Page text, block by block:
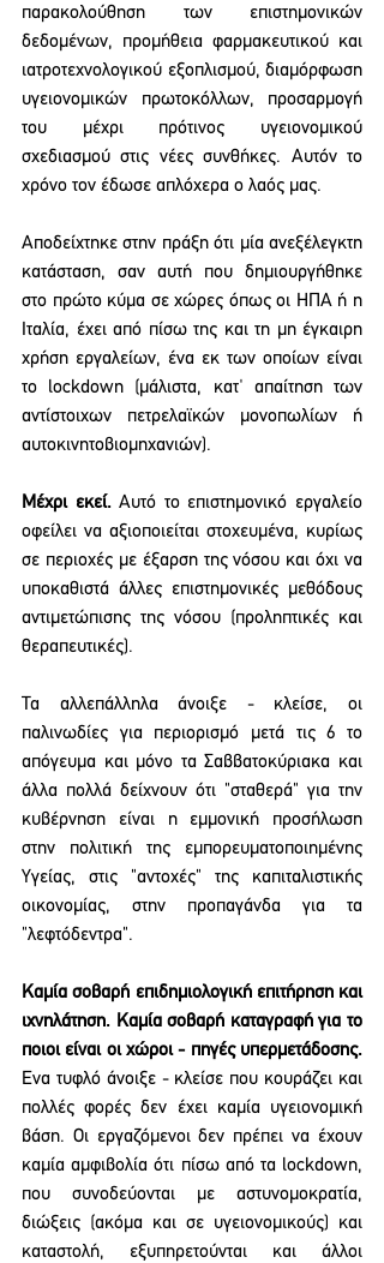
παρακολούθηση των επιστημονικών
δεδομένων, προμήθεια φαρμακευτικού και
ιατροτεχνολογικού εξοπλισμού, διαμόρφωση
υγειονομικών πρωτοκόλλων, προσαρμογή
του μέχρι πρότινος υγειονομικού
σχεδιασμού στις νέες συνθήκες. Αυτόν το
χρόνο τον έδωσε απλόχερα ο λαός μας.
Αποδείχτηκε στην πράξη ότι μία ανεξέλεγκτη
κατάσταση, σαν αυτή που δημιουργήθηκε
στο πρώτο κύμα σε χώρες όπως οι ΗΠΑ ή η
Ιταλία, έχει από πίσω της και τη μη έγκαιρη
χρήση εργαλείων, ένα εκ των οποίων είναι
το lockdown (μάλιστα, κατ' απαίτηση των
αντίστοιχων πετρελαϊκών μονοπωλίων ή
αυτοκινητοβιομηχανιών).
Μέχρι εκεί. Αυτό το επιστημονικό εργαλείο
οφείλει να αξιοποιείται στοχευμένα, κυρίως
σε περιοχές με έξαρση της νόσου και όχι να
υποκαθιστά άλλες επιστημονικές μεθόδους
αντιμετώπισης της νόσου (προληπτικές και
θεραπευτικές).
Τα αλλεπάλληλα άνοιξε - κλείσε, οι
παλινωδίες για περιορισμό μετά τις 6 το
απόγευμα και μόνο τα Σαββατοκύριακα και
άλλα πολλά δείχνουν ότι "σταθερά" για την
κυβέρνηση είναι η εμμονική προσήλωση
στην πολιτική της εμπορευματοποιημένης
Υγείας, στις "αντοχές" της καπιταλιστικής
οικονομίας, στην προπαγάνδα για τα
"λεφτόδεντρα".
Καμία σοβαρή επιδημιολογική επιτήρηση και
ιχνηλάτηση. Καμία σοβαρή καταγραφή για το
ποιοι είναι οι χώροι - πηγές υπερμετάδοσης.
Ενα τυφλό άνοιξε - κλείσε που κουράζει και
πολλές φορές δεν έχει καμία υγειονομική
βάση. Οι εργαζόμενοι δεν πρέπει να έχουν
καμία αμφιβολία ότι πίσω από τα lockdown,
που συνοδεύονται με αστυνομοκρατία,
διώξεις (ακόμα και σε υγειονομικούς) και
καταστολή, εξυπηρετούνται και άλλοι